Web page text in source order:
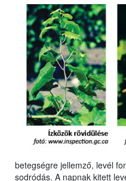
betegségre jellemző, levél
sodródás. A napnak kitett